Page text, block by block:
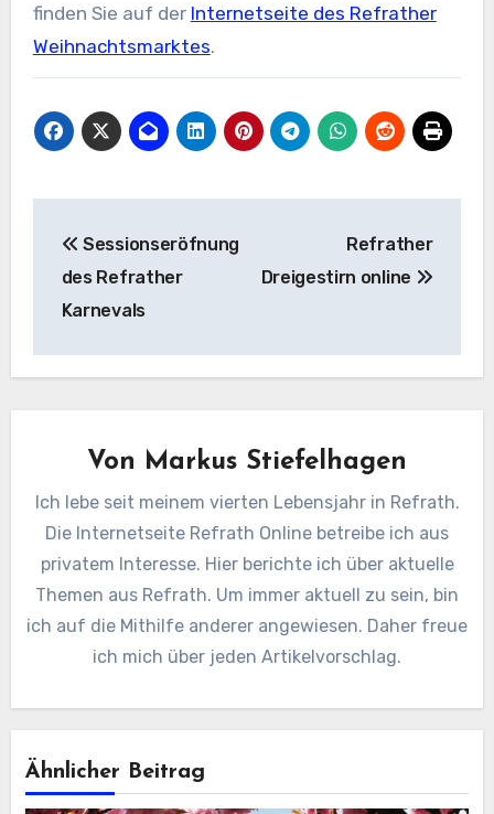
finden Sie auf der Internetseite des Refrather
Weihnachtsmarktes.
Sessionseröfnung
des Refrather
Karnevals
Refrather
Dreigestirn online
Von Markus Stiefelhagen
Ich lebe seit meinem vierten Lebensjahr in Refrath.
Die Internetseite Refrath Online betreibe ich aus
privatem Interesse. Hier berichte ich über aktuelle
Themen aus Refrath. Um immer aktuell zu sein, bin
ich auf die Mithilfe anderer angewiesen. Daher freue
ich mich über jeden Artikelvorschlag.
Ähnlicher Beitrag